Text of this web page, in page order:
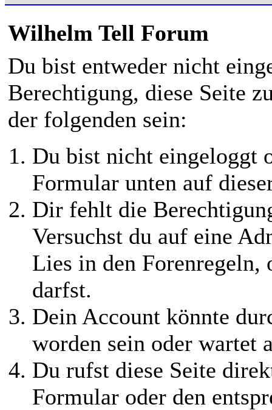
Wilhelm Tell Forum
Du bist entweder nicht
Berechtigung, diese Seite
der folgenden sein:
Du bist nicht eingeloggt
Formular unten auf
Dir fehlt die
Versuchst du auf eine
Lies in den Forenregeln,
darfst.
Dein Account könnte
worden sein oder wartet
Du rufst diese Seite
Formular oder den